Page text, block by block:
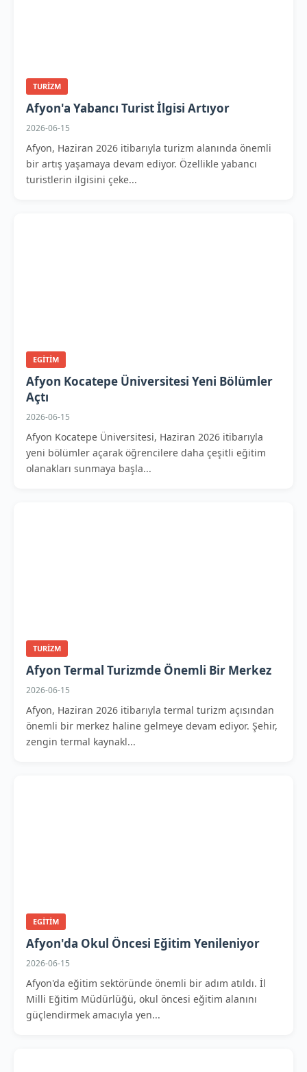
TURIZM
Afyon'a Yabancı Turist İlgisi Artıyor
2026-06-15
Afyon, Haziran 2026 itibarıyla turizm alanında önemli
bir artış yaşamaya devam ediyor. Özellikle yabancı
turistlerin ilgisini çeke...
EGITIM
Afyon Kocatepe Üniversitesi Yeni Bölümler
Açtı
2026-06-15
Afyon Kocatepe Üniversitesi, Haziran 2026 itibarıyla
yeni bölümler açarak öğrencilere daha çeşitli eğitim
olanakları sunmaya başla...
TURIZM
Afyon Termal Turizmde Önemli Bir Merkez
2026-06-15
Afyon, Haziran 2026 itibarıyla termal turizm açısından
önemli bir merkez haline gelmeye devam ediyor. Şehir,
zengin termal kaynakl...
EGITIM
Afyon'da Okul Öncesi Eğitim Yenileniyor
2026-06-15
Afyon'da eğitim sektöründe önemli bir adım atıldı. İl
Milli Eğitim Müdürlüğü, okul öncesi eğitim alanını
güçlendirmek amacıyla yen...